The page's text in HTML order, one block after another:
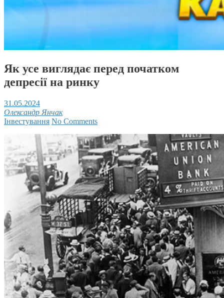
Як усе виглядає перед початком
депресії на ринку
31.05.2024
Олександр Янчак
Інвестування No Comments